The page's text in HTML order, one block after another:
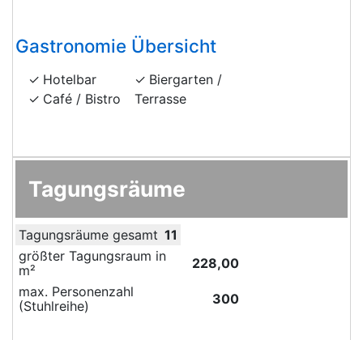
Gastronomie Übersicht
Hotelbar
Café / Bistro
Biergarten /
Terrasse
Tagungsräume
Tagungsräume gesamt 11
größter Tagungsraum in
m²
228,00
max. Personenzahl
(Stuhlreihe)
300